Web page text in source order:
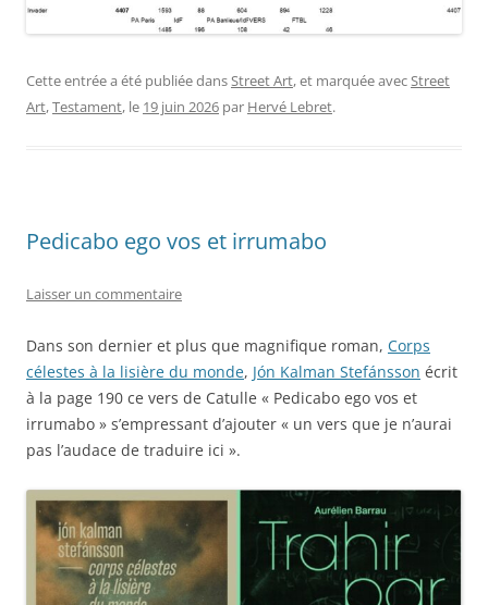
Cette entrée a été publiée dansStreet Art, et marquée avecStreet
Art,Testament, le 19 juin 2026 par Hervé Lebret.
Pedicabo ego vos et irrumabo
Laisser un commentaire
Dans son dernier et plus que magnifique roman, Corps
célestes à la lisière du monde, Jón Kalman Stefánsson écrit
à la page 190 ce vers de Catulle « Pedicabo ego vos et
irrumabo » s’empressant d’ajouter « un vers que je n’aurai
pas l’audace de traduire ici ».